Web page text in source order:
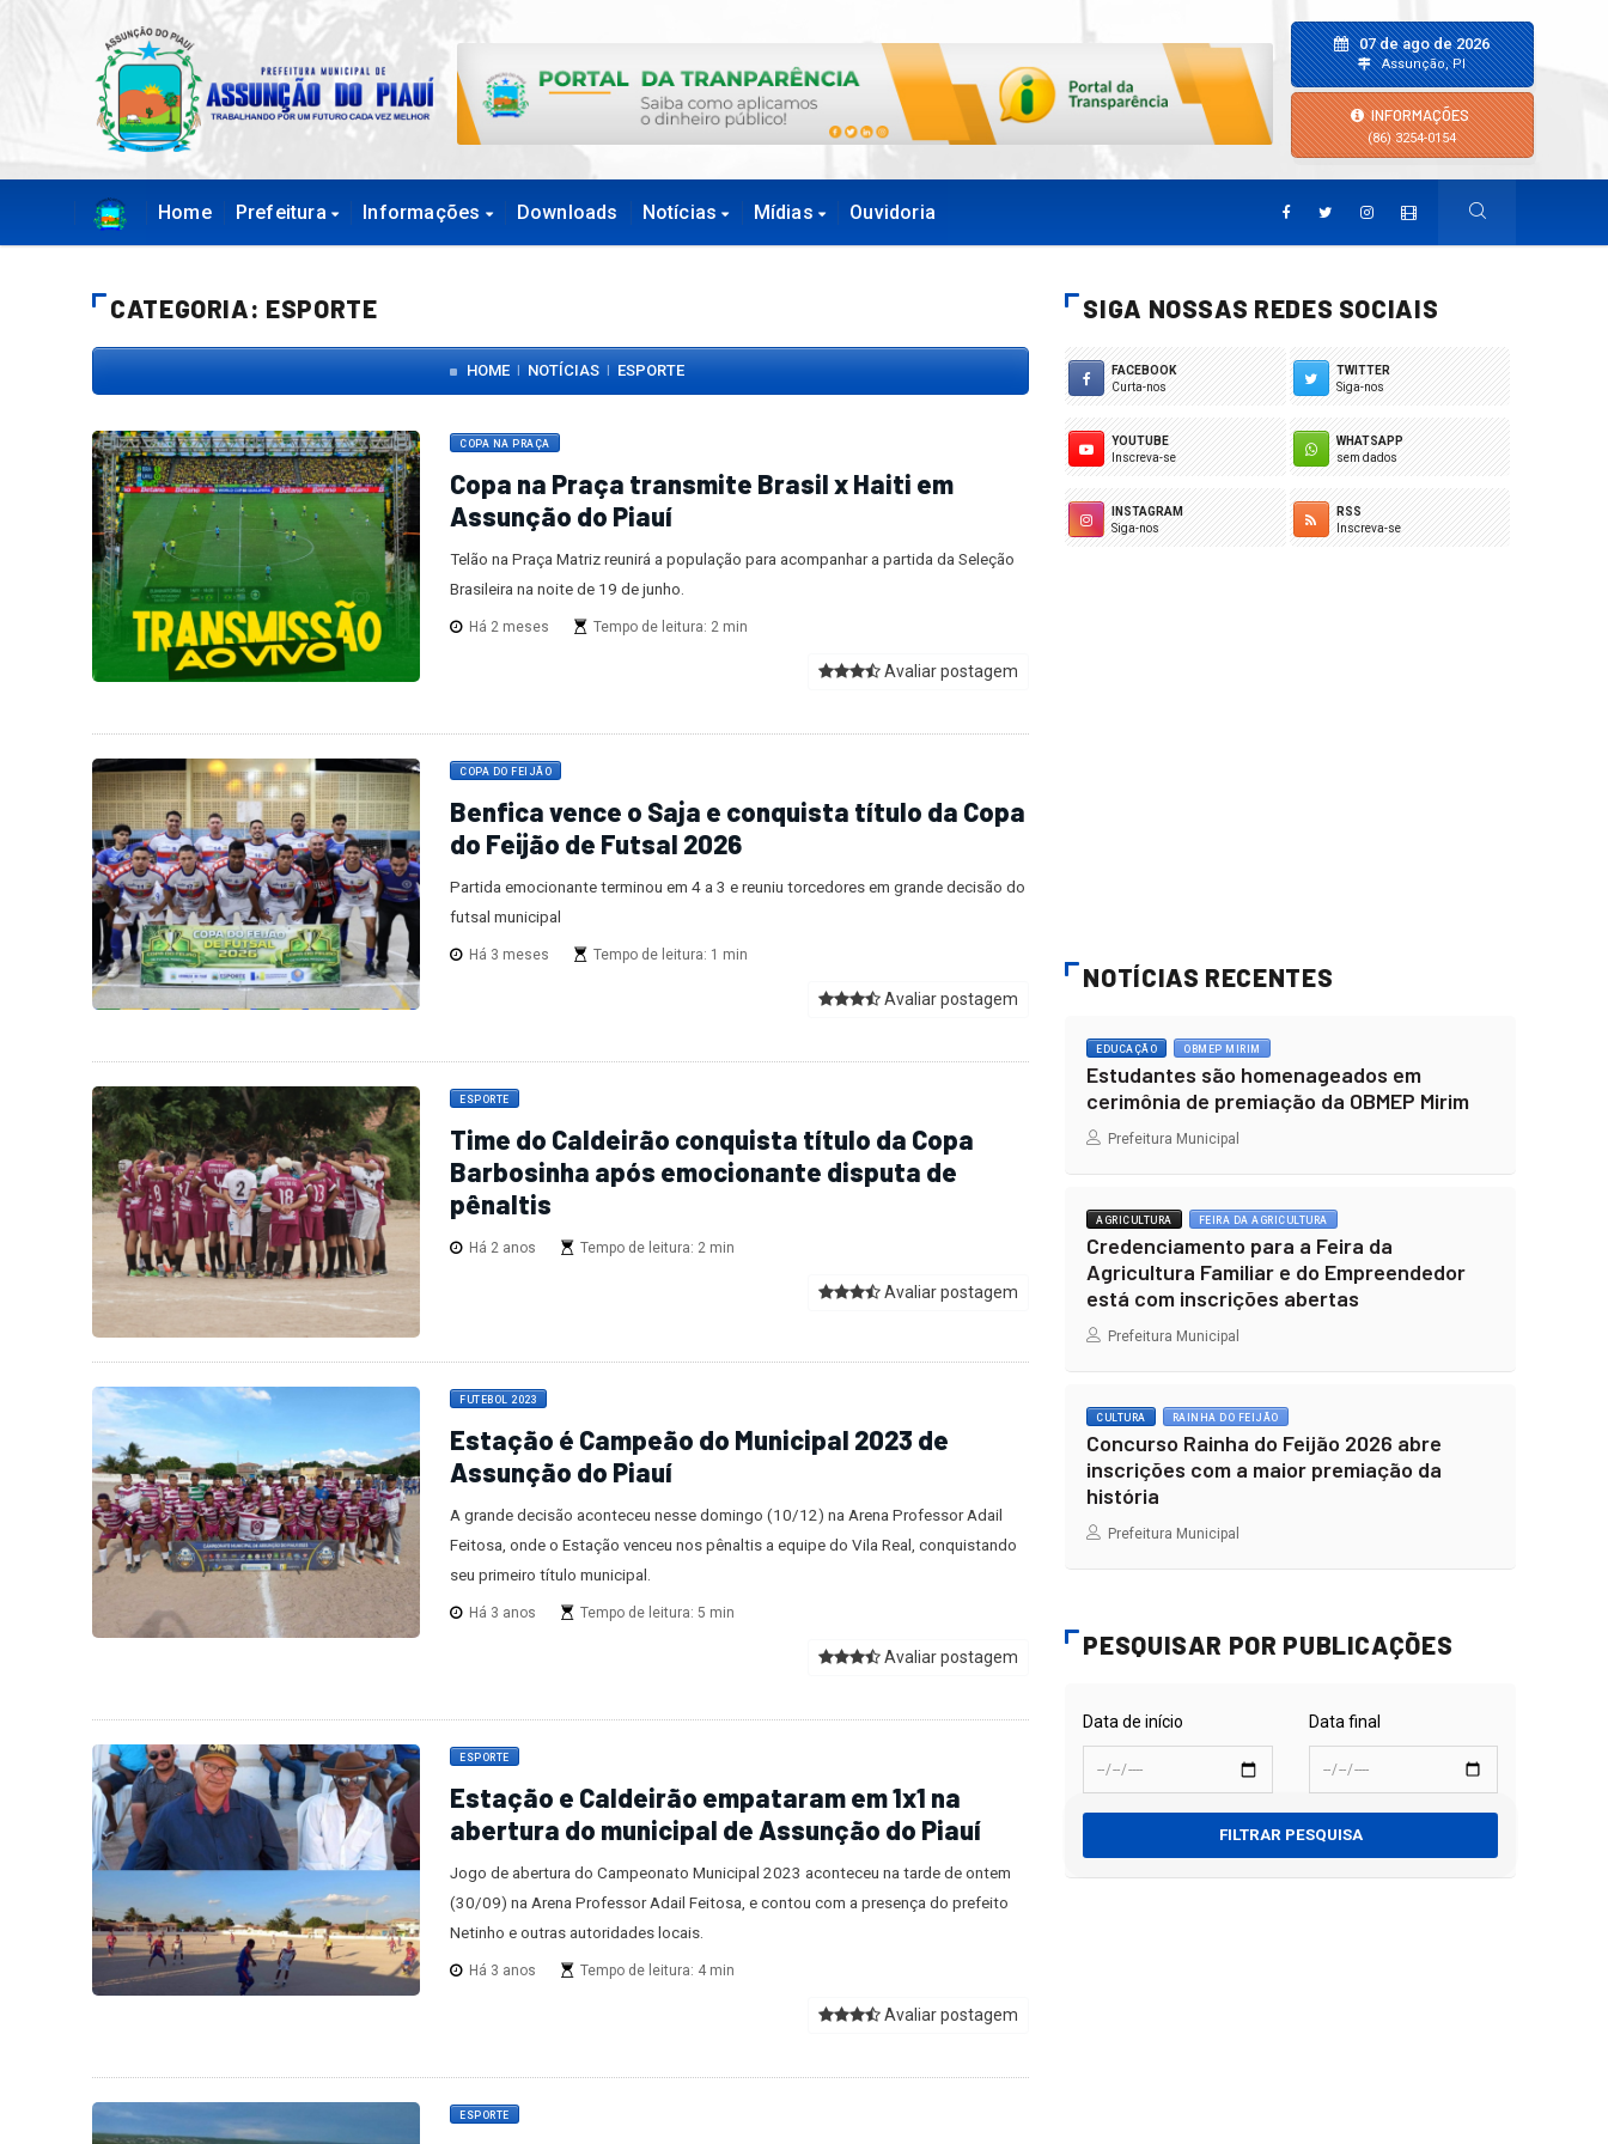
07 de ago de 2026
Assunção, PI
INFORMAÇÕES
(86) 3254-0154
Home Prefeitura Informações Downloads Notícias Mídias Ouvidoria
CATEGORIA: ESPORTE
HOME| NOTÍCIAS| ESPORTE
COPA NA PRAÇA
Copa na Praça transmite Brasil x Haiti em
Assunção do Piauí
Telão na Praça Matriz reunirá a população para acompanhar a partida da Seleção
Brasileira na noite de 19 de junho.
Há 2 meses Tempo de leitura: 2 min
Avaliar postagem
COPA DO FEIJÃO
Benfica vence o Saja e conquista título da Copa
do Feijão de Futsal 2026
Partida emocionante terminou em 4 a 3 e reuniu torcedores em grande decisão do
futsal municipal
Há 3 meses Tempo de leitura: 1 min
Avaliar postagem
ESPORTE
Time do Caldeirão conquista título da Copa
Barbosinha após emocionante disputa de
pênaltis
Há 2 anos Tempo de leitura: 2 min
Avaliar postagem
FUTEBOL 2023
Estação é Campeão do Municipal 2023 de
Assunção do Piauí
A grande decisão aconteceu nesse domingo (10/12) na Arena Professor Adail
Feitosa, onde o Estação venceu nos pênaltis a equipe do Vila Real, conquistando
seu primeiro título municipal.
Há 3 anos Tempo de leitura: 5 min
Avaliar postagem
ESPORTE
Estação e Caldeirão empataram em 1x1 na
abertura do municipal de Assunção do Piauí
Jogo de abertura do Campeonato Municipal 2023 aconteceu na tarde de ontem
(30/09) na Arena Professor Adail Feitosa, e contou com a presença do prefeito
Netinho e outras autoridades locais.
Há 3 anos Tempo de leitura: 4 min
Avaliar postagem
ESPORTE
SIGA NOSSAS REDES SOCIAIS
FACEBOOK
Curta-nos
TWITTER
Siga-nos
YOUTUBE
Inscreva-se
WHATSAPP
sem dados
INSTAGRAM
Siga-nos
RSS
Inscreva-se
NOTÍCIAS RECENTES
EDUCAÇÃO OBMEP MIRIM
Estudantes são homenageados em
cerimônia de premiação da OBMEP Mirim
Prefeitura Municipal
AGRICULTURA FEIRA DA AGRICULTURA
Credenciamento para a Feira da
Agricultura Familiar e do Empreendedor
está com inscrições abertas
Prefeitura Municipal
CULTURA RAINHA DO FEIJÃO
Concurso Rainha do Feijão 2026 abre
inscrições com a maior premiação da
história
Prefeitura Municipal
PESQUISAR POR PUBLICAÇÕES
Data de início Data final
FILTRAR PESQUISA